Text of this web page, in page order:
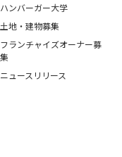
ハンバーガー大学
土地・建物募集
フランチャイズオーナー募
集
ニュースリリース